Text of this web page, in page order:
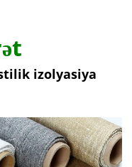
izolyasiya